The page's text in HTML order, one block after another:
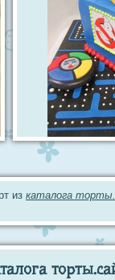
из каталога